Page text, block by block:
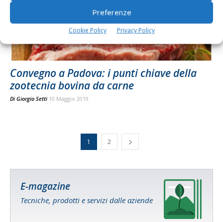
Preferenze
Cookie Policy Privacy Policy
Convegno a Padova: i punti chiave della
zootecnia bovina da carne
Di Giorgio Setti 10 Maggio 2019
1 2
E-magazine
Tecniche, prodotti e servizi dalle aziende